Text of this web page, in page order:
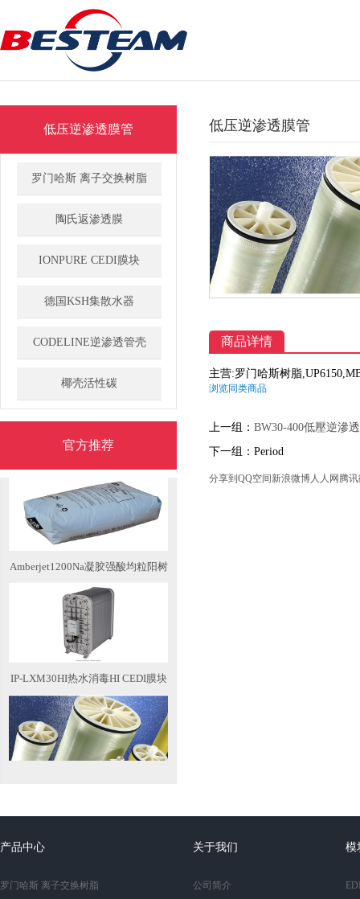
低压逆渗透膜管
罗门哈斯 离子交换树脂
陶氏返渗透膜
IONPURE CEDI膜块
德国KSH集散水器
CODELINE逆渗透管壳
椰壳活性碳
官方推荐
Amberjet UP6040半导体级抛光树
Amberjet UP6150电子级抛光树脂
Amberjet1200Na凝胶强酸均粒阳树
IP-LXM30HI热水消毒HI CEDI膜块
低压逆渗透膜管
商品详情
主营:罗门哈斯树脂
浏览同类商品
上一组： BW30-400低壓逆滲
下一组：Period
分享到 QQ空间 新浪微博人人网 腾
产品中心
罗门哈斯 离子交换树脂
关于我们
公司简介
模